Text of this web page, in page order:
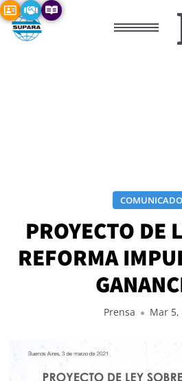
PROYECTO DE
REFORMA
Prensa Mar 5,